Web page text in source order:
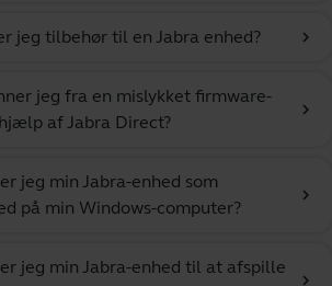
jeg tilbehør til en Jabra enhed? chevron_right
jeg fra en mislykket firmware-
af Jabra Direct?
chevron_right
jeg min Jabra-enhed som
på min Windows-computer?
chevron_right
jeg min Jabra-enhed til at afspille
chevron_right